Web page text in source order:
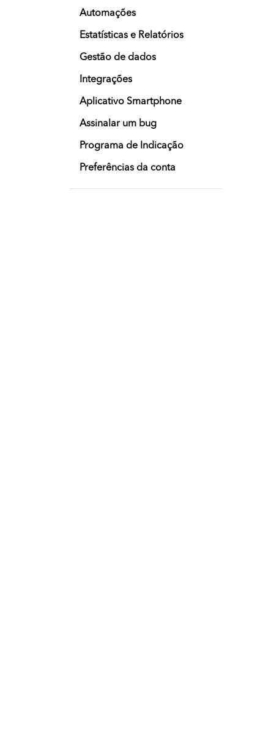
Automações
Estatísticas e Relatórios
Gestão de dados
Integrações
Aplicativo Smartphone
Assinalar um bug
Programa de Indicação
Preferências da conta